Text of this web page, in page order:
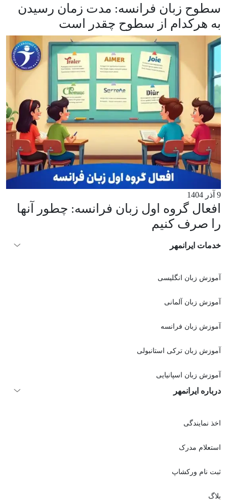
سطوح زبان فرانسه: مدت زمان رسیدن
به هرکدام از سطوح چقدر است
9 آذر 1404
افعال گروه اول زبان فرانسه: چطور آنها
را صرف کنیم
خدمات ایرانمهر
آموزش زبان انگلیسی
آموزش زبان آلمانی
آموزش زبان فرانسه
آموزش زبان ترکی استانبولی
آموزش زبان اسپانیایی
درباره ایرانمهر
اخذ نمايندگی
استعلام مدرک
ثبت نام ورکشاپ
بلاگ